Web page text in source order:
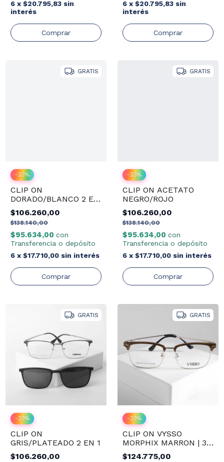
6 x $20.795,83 sin
interés
6 x $20.795,83 sin
interés
GRATIS
-23%
CLIP ON
DORADO/BLANCO 2 EN
1
$106.260,00
$138.140,00
$95.634,00 con
Transferencia o depósito
6 x $17.710,00 sin interés
GRATIS
-23%
CLIP ON ACETATO
NEGRO/ROJO
$106.260,00
$138.140,00
$95.634,00 con
Transferencia o depósito
6 x $17.710,00 sin interés
GRATIS
-23%
CLIP ON
GRIS/PLATEADO 2 EN 1
$106.260,00
GRATIS
-23%
CLIP ON VYSSO
MORPHIX MARRON | 3
en 1
$124.775,00